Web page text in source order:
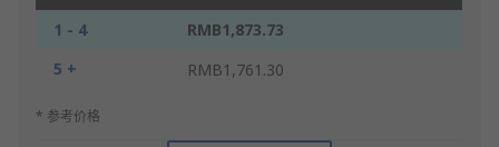
1 - 4
RMB1,873.73
5 +
RMB1,761.30
* 参考价格